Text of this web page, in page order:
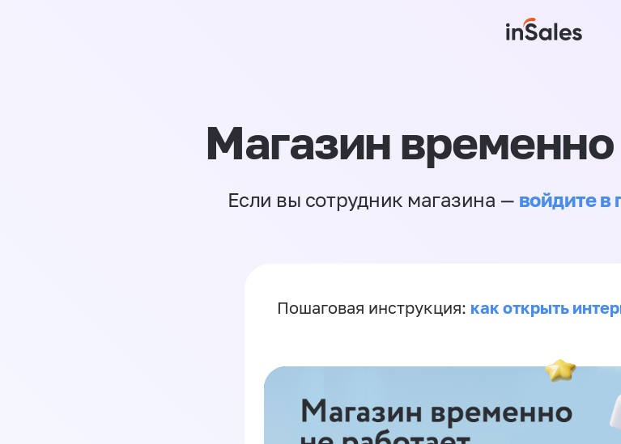
Магазин временно
Если вы сотрудник магазина — войдите в
Пошаговая инструкция: как открыть